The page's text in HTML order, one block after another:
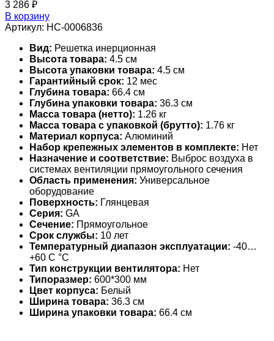
3 286 ₽
В корзину
Артикул: НС-0006836
Вид: Решетка инерционная
Высота товара: 4.5 см
Высота упаковки товара: 4.5 см
Гарантийный срок: 12 мес
Глубина товара: 66.4 см
Глубина упаковки товара: 36.3 см
Масса товара (нетто): 1.26 кг
Масса товара с упаковкой (брутто): 1.76 кг
Материал корпуса: Алюминий
Набор крепежных элементов в комплекте: Нет
Назначение и соответствие: Выброс воздуха в
системах вентиляции прямоугольного сечения
Область применения: Универсальное
оборудование
Поверхность: Глянцевая
Серия: GA
Сечение: Прямоугольное
Срок службы: 10 лет
Температурный диапазон эксплуатации: -40…
+60 С °С
Тип конструкции вентилятора: Нет
Типоразмер: 600*300 мм
Цвет корпуса: Белый
Ширина товара: 36.3 см
Ширина упаковки товара: 66.4 см